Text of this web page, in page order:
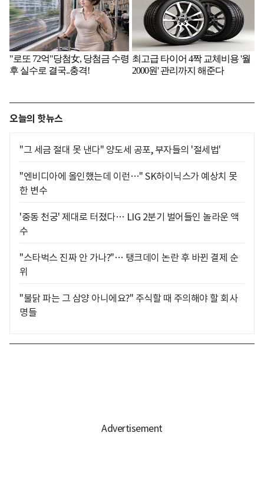
오늘의 핫뉴스
"그 세금 절대 못 낸다" 양도세 공포, 부자들의 '절세법'
"엔비디아에 올인했는데 이런…" SK하이닉스가 예상치 못
한 변수
'중동 천궁' 제대로 터졌다… LIG 2분기 벌어들인 놀라운 액
수
"스타벅스 진짜 안 가나?"… 탱크데이 논란 후 바뀐 결제 순
위
"불닭 파는 그 삼양 아니에요?" 주식할 때 주의해야 할 회사
명들